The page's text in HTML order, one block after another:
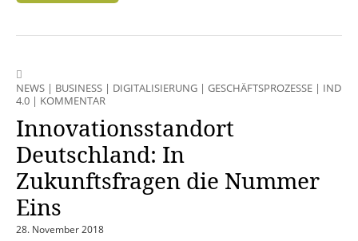
NEWS | BUSINESS | DIGITALISIERUNG | GESCHÄFTSPROZESSE |
4.0 | KOMMENTAR
Innovationsstandort
Deutschland: In
Zukunftsfragen die Nummer
Eins
28. November 2018